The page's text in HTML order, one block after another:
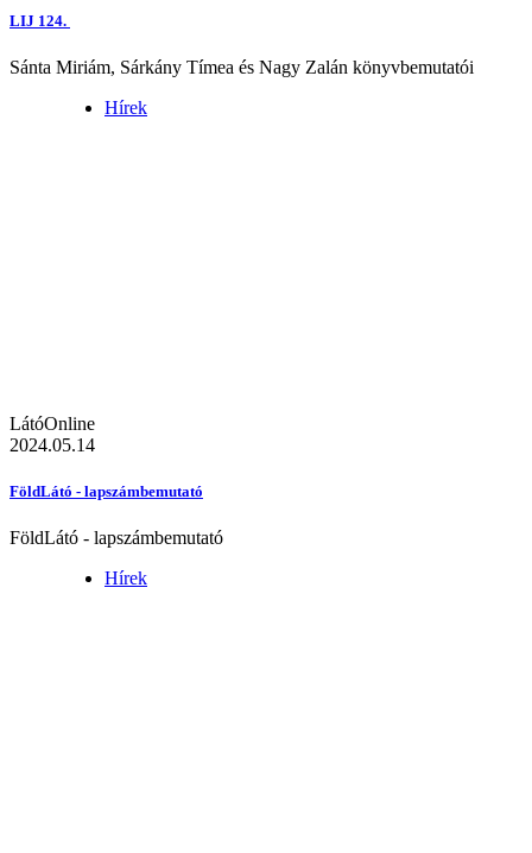
LIJ 124.
Sánta Miriám, Sárkány Tímea és Nagy Zalán könyvbemutatói
Hírek
LátóOnline
2024.05.14
FöldLátó - lapszámbemutató
FöldLátó - lapszámbemutató
Hírek